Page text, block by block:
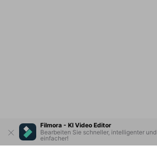
Filmora - KI Video Editor
Bearbeiten Sie schneller, intelligenter und
einfacher!